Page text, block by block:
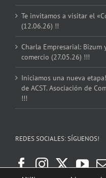
Te invitamos a visitar el
(12.06.26) !!
Charla Empresarial:
comercio (27.05.26) !!!
Iniciamos una nueva
de ACST. Asociación de
!!!
REDES SOCIALES: SÍGUENOS!